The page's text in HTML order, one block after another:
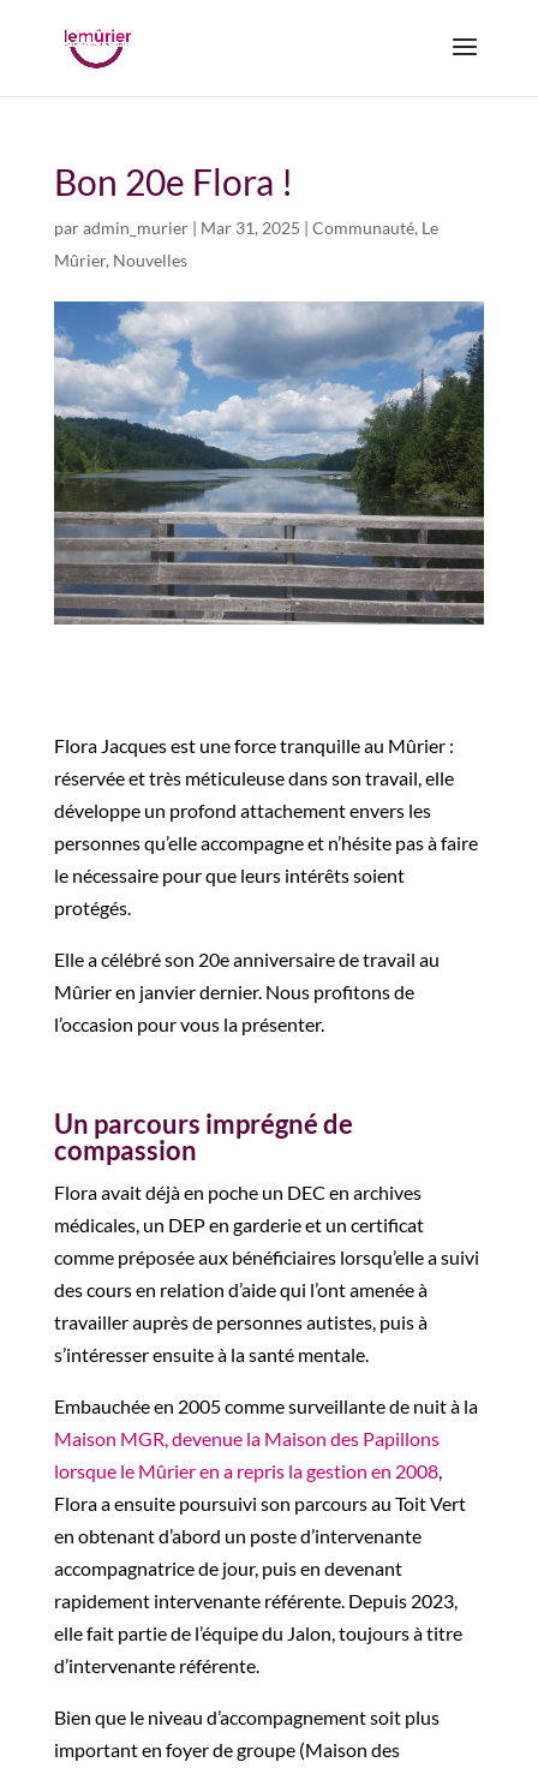
Bon 20e Flora !
paradmin_murier| Mar 31, 2025 | Communauté, Le
Mûrier, Nouvelles
Flora Jacques est une force tranquille au Mûrier :
réservée et très méticuleuse dans son travail, elle
développe un profond attachement envers les
personnes qu’elle accompagne et n’hésite pas à faire
le nécessaire pour que leurs intérêts soient
protégés.
Elle a célébré son 20e anniversaire de travail au
Mûrier en janvier dernier. Nous profitons de
l’occasion pour vous la présenter.
Un parcours imprégné de
compassion
Flora avait déjà en poche un DEC en archives
médicales, un DEP en garderie et un certificat
comme préposée aux bénéficiaires lorsqu’elle a suivi
des cours en relation d’aide qui l’ont amenée à
travailler auprès de personnes autistes, puis à
s’intéresser ensuite à la santé mentale.
Embauchée en 2005 comme surveillante de nuit à la
Maison MGR, devenue la Maison des Papillons
lorsque le Mûrier en a repris la gestion en 2008,
Flora a ensuite poursuivi son parcours au Toit Vert
en obtenant d’abord un poste d’intervenante
accompagnatrice de jour, puis en devenant
rapidement intervenante référente. Depuis 2023,
elle fait partie de l’équipe du Jalon, toujours à titre
d’intervenante référente.
Bien que le niveau d’accompagnement soit plus
important en foyer de groupe (Maison des